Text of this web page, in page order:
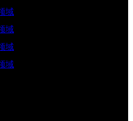
域
域
域
域